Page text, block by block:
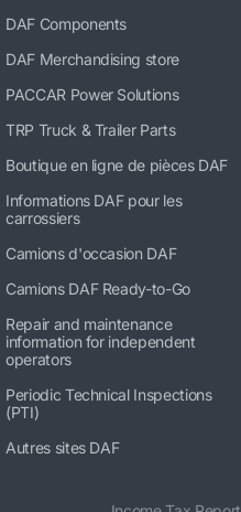
DAF Components
DAF Merchandising store
PACCAR Power Solutions
TRP Truck & Trailer Parts
Boutique en ligne de pièces DAF
Informations DAF pour les
carrossiers
Camions d'occasion DAF
Camions DAF Ready-to-Go
Repair and maintenance
information for independent
operators
Periodic Technical Inspections
(PTI)
Autres sites DAF